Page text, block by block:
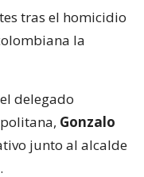
tras el homicidio
la
delegado
Gonzalo
junto al alcalde
.